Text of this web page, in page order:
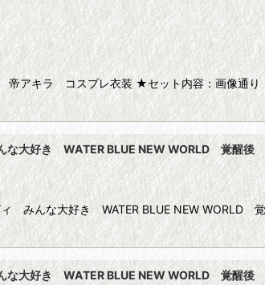
アキラ コスプレ衣装 ★セット内容：画像通り
大好き WATER BLUE NEW WORLD 覚醒後
みんな大好き WATER BLUE NEW WORLD
大好き WATER BLUE NEW WORLD 覚醒後